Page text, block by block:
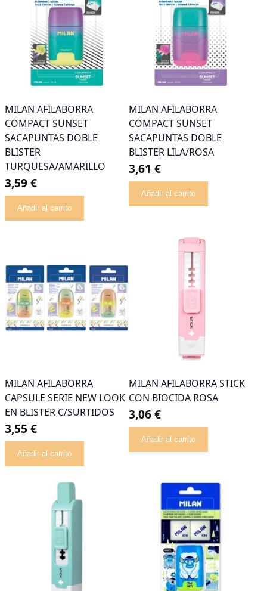
MILAN AFILABORRA
COMPACT SUNSET
SACAPUNTAS DOBLE
BLISTER
TURQUESA/AMARILLO
3,59 €
Añadir al carrito
MILAN AFILABORRA
COMPACT SUNSET
SACAPUNTAS DOBLE
BLISTER LILA/ROSA
3,61 €
Añadir al carrito
MILAN AFILABORRA
CAPSULE SERIE NEW LOOK
EN BLISTER C/SURTIDOS
3,55 €
Añadir al carrito
MILAN AFILABORRA STICK
CON BIOCIDA ROSA
3,06 €
Añadir al carrito